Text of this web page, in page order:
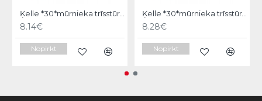
Ķelle *30*mūrnieka trīsstūra 18cm, Hardy
8.14€
Nopirkt
Ķelle *30*mūrnieka trīsstūra 20cm, Hardy
8.28€
Nopirkt